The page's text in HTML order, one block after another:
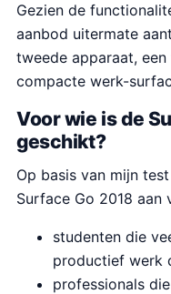
Gezien de
aanbod uitermate
tweede apparaat,
compacte werk-
Voor wie is de
geschikt?
Op basis van mijn
Surface Go 2018 aan
studenten die
productief werk
professionals